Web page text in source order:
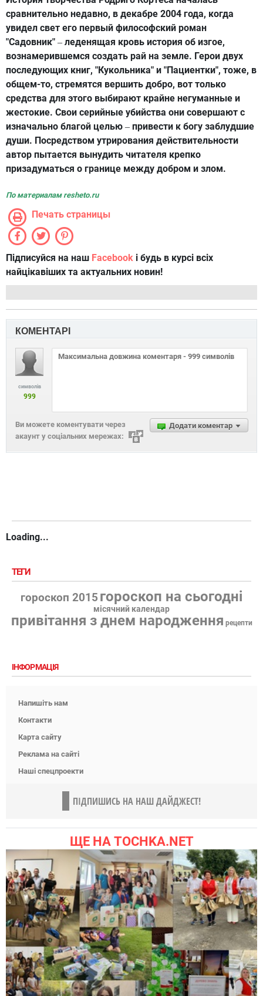
сравнительно недавно, в декабре 2004 года, когда
увидел свет его первый философский роман
"Садовник" – леденящая кровь история об изгое,
вознамерившемся создать рай на земле. Герои двух
последующих книг, "Кукольника" и "Пациентки", тоже, в
общем-то, стремятся вершить добро, вот только
средства для этого выбирают крайне негуманные и
жестокие. Свои серийные убийства они совершают с
изначально благой целью – привести к богу заблудшие
души. Посредством утрирования действительности
автор пытается вынудить читателя крепко
призадуматься о границе между добром и злом.
По материалам resheto.ru
Печать страницы
Підписуйся на наш Facebook і будь в курсі всіх
найцікавіших та актуальних новин!
КОМЕНТАРІ
символів
999
Додати коментар
Ви можете коментувати через
акаунт у соціальних мережах:
Loading...
ТЕГИ
гороскоп 2015 гороскоп на сьогодні
місячний календар
привітання з днем народження рецепти
ІНФОРМАЦІЯ
Напишіть нам
Контакти
Карта сайту
Реклама на сайті
Наші спецпроекти
ПІДПИШИСЬ НА НАШ ДАЙДЖЕСТ!
ЩЕ НА TOCHKA.NET